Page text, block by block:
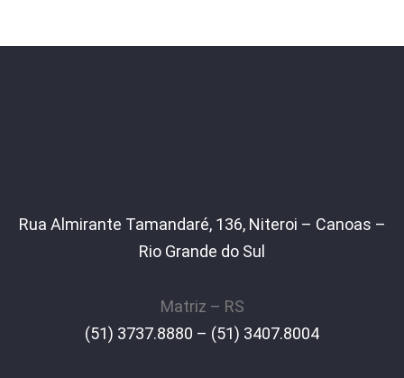
Rua Almirante Tamandaré, 136, Niteroi – Canoas –
Rio Grande do Sul
Matriz – RS
(51) 3737.8880 – (51) 3407.8004